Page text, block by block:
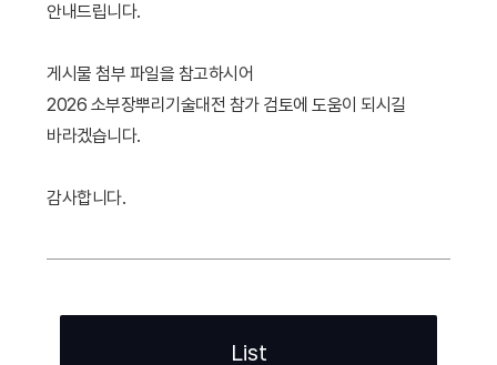
안내드립니다.
게시물 첨부 파일을 참고하시어
2026 소부장뿌리기술대전 참가 검토에 도움이 되시길
바라겠습니다.
감사합니다.
List